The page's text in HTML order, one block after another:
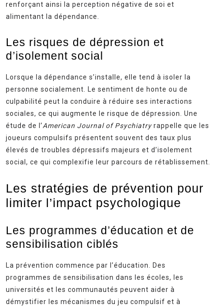
renforçant ainsi la perception négative de soi et
alimentant la dépendance.
Les risques de dépression et
d’isolement social
Lorsque la dépendance s’installe, elle tend à isoler la
personne socialement. Le sentiment de honte ou de
culpabilité peut la conduire à réduire ses interactions
sociales, ce qui augmente le risque de dépression. Une
étude de l’American Journal of Psychiatry rappelle que les
joueurs compulsifs présentent souvent des taux plus
élevés de troubles dépressifs majeurs et d’isolement
social, ce qui complexifie leur parcours de rétablissement.
Les stratégies de prévention pour
limiter l’impact psychologique
Les programmes d’éducation et de
sensibilisation ciblés
La prévention commence par l’éducation. Des
programmes de sensibilisation dans les écoles, les
universités et les communautés peuvent aider à
démystifier les mécanismes du jeu compulsif et à